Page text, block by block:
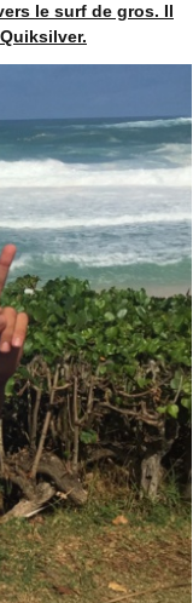
le surf de gros. Il